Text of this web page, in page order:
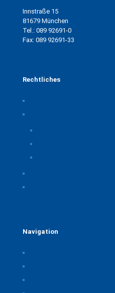
Innstraße 15
81679 München
Tel.: 089 92691-0
Fax: 089 92691-33
Rechtliches
Navigation